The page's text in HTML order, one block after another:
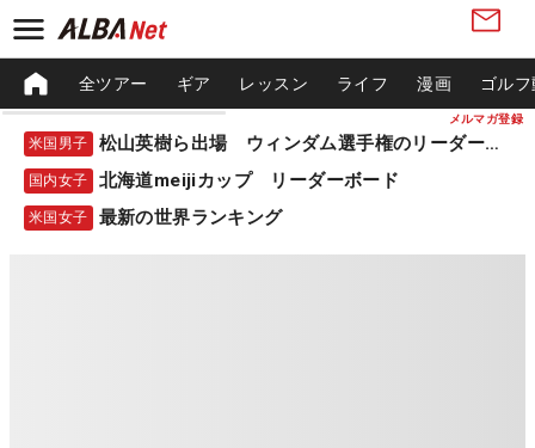
メルマガ登録
全ツアー ギア レッスン ライフ 漫画 ゴル
米国男子 松山英樹ら出場 ウィンダム選手権のリーダーボード
国内女子 北海道meijiカップ リーダーボード
米国女子 最新の世界ランキング